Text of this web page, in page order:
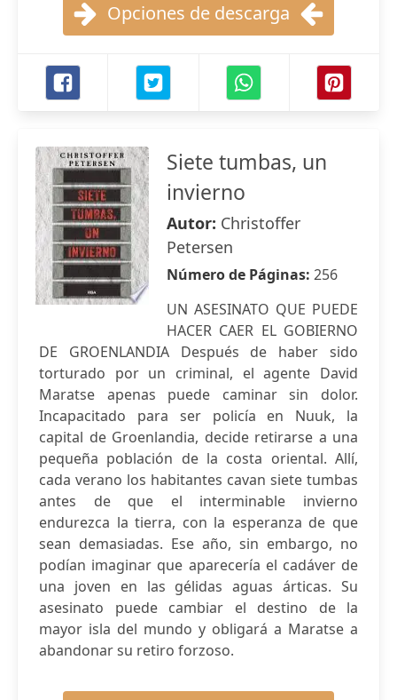
Opciones de descarga
Siete tumbas, un
invierno
Autor: Christoffer
Petersen
Número de Páginas: 256
UN ASESINATO QUE PUEDE
HACER CAER EL GOBIERNO
DE GROENLANDIA Después de haber sido
torturado por un criminal, el agente David
Maratse apenas puede caminar sin dolor.
Incapacitado para ser policía en Nuuk, la
capital de Groenlandia, decide retirarse a una
pequeña población de la costa oriental. Allí,
cada verano los habitantes cavan siete tumbas
antes de que el interminable invierno
endurezca la tierra, con la esperanza de que
sean demasiadas. Ese año, sin embargo, no
podían imaginar que aparecería el cadáver de
una joven en las gélidas aguas árticas. Su
asesinato puede cambiar el destino de la
mayor isla del mundo y obligará a Maratse a
abandonar su retiro forzoso.